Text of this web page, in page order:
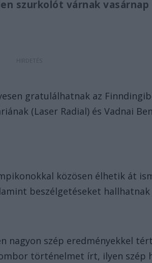
szurkolót várnak vasárnap
gratulálhatnak az
(Laser Radial) és Vadnai
közösen élhetik át
beszélgetéseket
nagyon szép eredményekkel
történelmet írt, ilyen szép